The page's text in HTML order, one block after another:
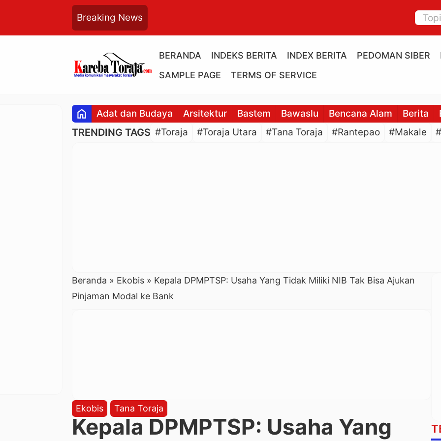
Breaking News
BERANDA INDEKS BERITA INDEX BERITA PEDOMAN SIBER
SAMPLE PAGE
TERMS OF SERVICE
home Adat dan Budaya Arsitektur Bastem Bawaslu Bencana Alam Berita
TRENDING TAGS #Toraja #Toraja Utara #Tana Toraja #Rantepao #Makale
Beranda » Ekobis » Kepala DPMPTSP: Usaha Yang Tidak Miliki NIB Tak Bisa Ajukan
Pinjaman Modal ke Bank
Ekobis Tana Toraja
Kepala DPMPTSP: Usaha Yang